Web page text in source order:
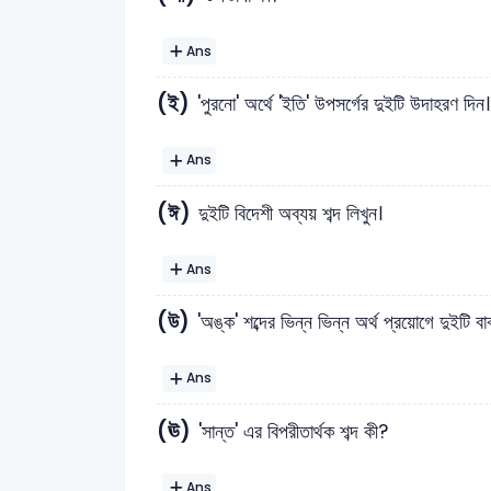
Ans
(ই) 'পুরনো' অর্থে 'ইতি' উপসর্গের দুইটি উদাহরণ দিন।
Ans
(ঈ) দুইটি বিদেশী অব্যয় শব্দ লিখুন।
Ans
(উ) 'অঙ্ক' শব্দের ভিন্ন ভিন্ন অর্থ প্রয়োগে দুইটি
Ans
(ঊ) 'সান্ত' এর বিপরীতার্থক শব্দ কী?
Ans